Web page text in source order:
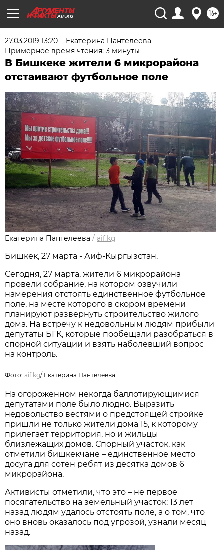
AIF.KG 16+
27.03.2019 13:20
Екатерина Пантелеева
Примерное время чтения: 3 минуты
В Бишкеке жители 6 микрорайона
отстаивают футбольное поле
Екатерина Пантелеева / aif.kg
Бишкек, 27 марта - Аиф-Кыргызстан.
Сегодня, 27 марта, жители 6 микрорайона
провели собрание, на котором озвучили
намерения отстоять единственное футбольное
поле, на месте которого в скором времени
планируют развернуть строительство жилого
дома. На встречу к недовольным людям прибыли
депутаты БГК, которые пообещали разобраться в
спорной ситуации и взять наболевший вопрос
на контроль.
Фото:aif.kg/ Екатерина Пантелеева
На огороженном некогда баллотирующимися
депутатами поле было людно. Выразить
недовольство вестями о предстоящей стройке
пришли не только жители дома 15, к которому
прилегает территория, но и жильцы
близлежащих домов. Спорный участок, как
отметили бишкекчане – единственное место
досуга для сотен ребят из десятка домов 6
микрорайона.
Активисты отметили, что это – не первое
посягательство на земельный участок: 13 лет
назад людям удалось отстоять поле, а о том, что
оно вновь оказалось под угрозой, узнали месяц
назад.